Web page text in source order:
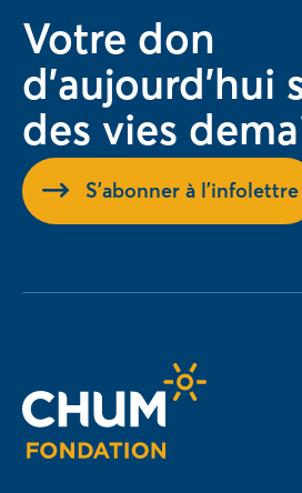
Votre don
d'aujourd'hui
des vies
S'abonner à l'infolettre